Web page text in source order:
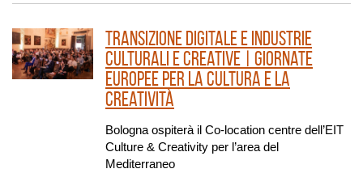
Transizione digitale e Industrie
culturali e creative | Giornate
europee per la cultura e la
creatività
Bologna ospiterà il Co-location centre dell’EIT
Culture & Creativity per l’area del
Mediterraneo